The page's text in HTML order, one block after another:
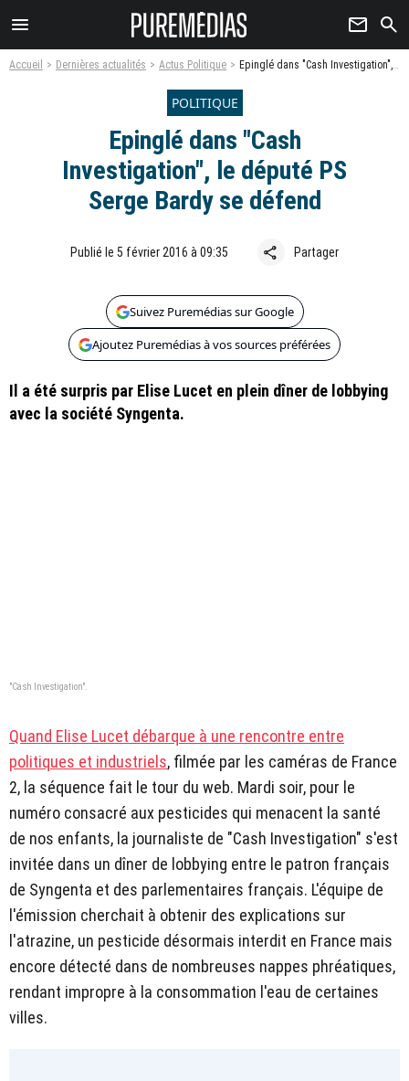
menu newsletter search
Accueil Dernières actualités Actus Politique Epinglé dans "Cash Investigation", le député PS Serge Bardy se défend
POLITIQUE
Epinglé dans "Cash
Investigation", le député PS
Serge Bardy se défend
Publié le 5 février 2016 à 09:35 share Partager
Suivez Puremédias sur Google
Ajoutez Puremédias à vos sources préférées
Il a été surpris par Elise Lucet en plein dîner de lobbying
avec la société Syngenta.
"Cash Investigation".
Quand Elise Lucet débarque à une rencontre entre
politiques et industriels, filmée par les caméras de France
2, la séquence fait le tour du web. Mardi soir, pour le
numéro consacré aux pesticides qui menacent la santé
de nos enfants, la journaliste de "Cash Investigation" s'est
invitée dans un dîner de lobbying entre le patron français
de Syngenta et des parlementaires français. L'équipe de
l'émission cherchait à obtenir des explications sur
l'atrazine, un pesticide désormais interdit en France mais
encore détecté dans de nombreuses nappes phréatiques,
rendant impropre à la consommation l'eau de certaines
villes.